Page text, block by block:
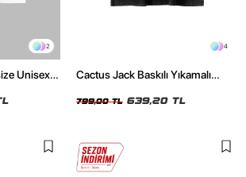
2
Unisex
4
Cactus Jack Baskılı Yıkamalı
799,00 TL 639,20 TL